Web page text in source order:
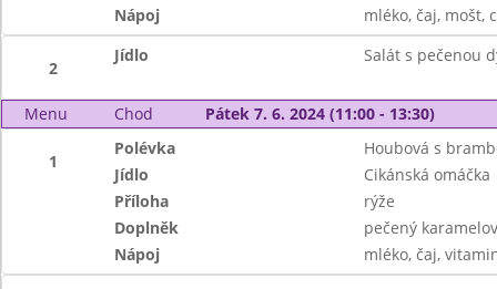
Nápoj
mléko, čaj, mošt,
2
Jídlo Salát s pečenou
Menu Chod Pátek 7. 6. 2024 (11:00 - 13:30)
1
Polévka
Houbová s
Jídlo
Cikánská omáčka
Příloha
rýže
Doplněk
pečený
Nápoj
mléko, čaj,